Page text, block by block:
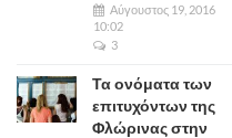
Αύγουστος 19, 2016
10:02
3
Τα ονόματα των
επιτυχόντων της
Φλώρινας στην